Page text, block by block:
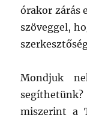
órakor zárás
szöveggel,
Mondjuk
miszerint a